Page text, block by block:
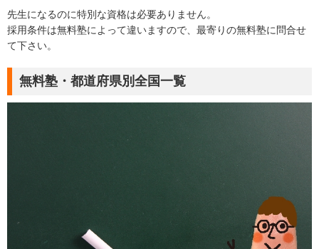
先生になるのに特別な資格は必要ありません。
採用条件は無料塾によって違いますので、最寄りの無料塾に問合せ
て下さい。
無料塾・都道府県別全国一覧